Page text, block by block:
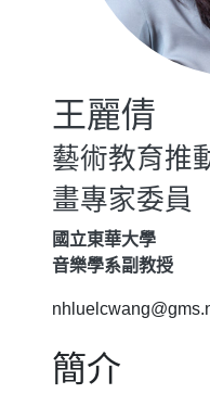
王麗倩
藝術教育推
畫專家委員
國立東華大學
音樂學系副教授
簡介